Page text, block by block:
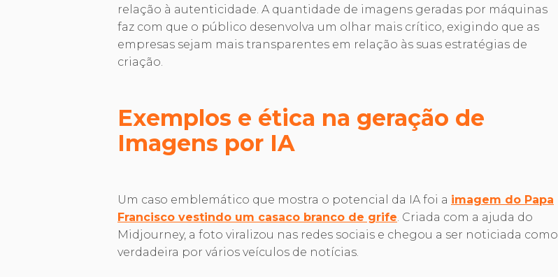
relação à autenticidade. A quantidade de imagens geradas por máquinas
faz com que o público desenvolva um olhar mais crítico, exigindo que as
empresas sejam mais transparentes em relação às suas estratégias de
criação.
Exemplos e ética na geração de
Imagens por IA
Um caso emblemático que mostra o potencial da IA foi a imagem do Papa
Francisco vestindo um casaco branco de grife. Criada com a ajuda do
Midjourney, a foto viralizou nas redes sociais e chegou a ser noticiada como
verdadeira por vários veículos de notícias.